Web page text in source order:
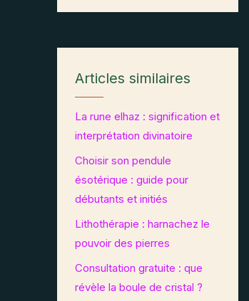
Articles similaires
La rune elhaz : signification et
interprétation divinatoire
Choisir son pendule
ésotérique : guide pour
débutants et initiés
Lithothérapie : harnachez le
pouvoir des pierres
Consultation gratuite : que
révèle la boule de cristal ?